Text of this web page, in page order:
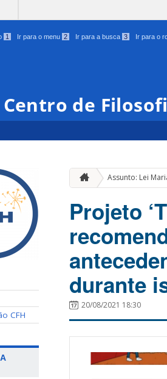
1 Ir para o menu 2 Ir para a busca 3 Ir para o
Centro de
CFH
Assunto: Lei
Projeto
durante
20/08/2021 18:30